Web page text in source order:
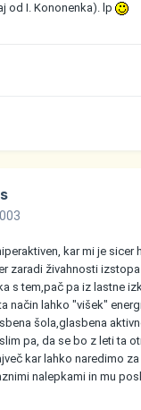
od I. Kononenka). lp
kar mi je sicer
zaradi živahnosti
s tem,pač pa iz lastne
način lahko "višek"
šola,glasbena
pa, da se bo z leti ta
kar lahko naredimo
nalepkami in mu